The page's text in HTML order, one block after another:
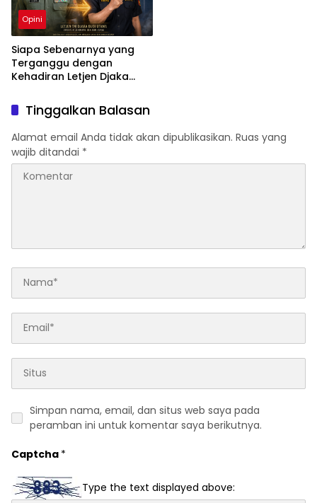
Opini
Siapa Sebenarnya yang
Terganggu dengan
Kehadiran Letjen Djaka
sebagai Dirjen Bea Cukai?
Tinggalkan Balasan
Alamat email Anda tidak akan dipublikasikan. Ruas yang
wajib ditandai *
Simpan nama, email, dan situs web saya pada
peramban ini untuk komentar saya berikutnya.
Captcha *
Type the text displayed above: